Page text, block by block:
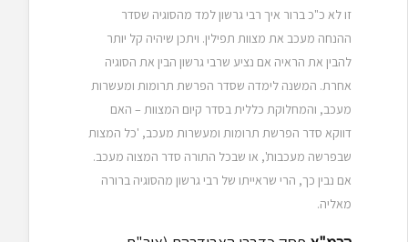
זו לא כ"כ ברור איך רבי גרשון למד מהסוגיה שסדר
ההנחה מעכב את מצוות תפילין. ויתכן שיהיה קל יותר
להבין את הראיה אם נציע שרבי גרשון הבין את הסוגיה
אחרת. המשנה לימדה שסדר הפרשת תרומות ומעשרות
מעכב, והמחלוקת כללית בסדר קיום המצוות – האם
דווקא סדר הפרשת תרומות ומעשרות מעכב, 'כל המצות
שבפרשה מעכבות', או שבכל התורה סדר המצוה מעכב.
אם נבין כך, הרי שראייתו של רבי גרשון מהסוגיה ברורה
מאליה.